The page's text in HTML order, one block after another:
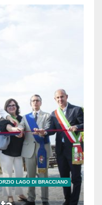
LAGO DI BRACCIANO